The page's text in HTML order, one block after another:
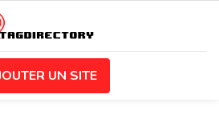
UN SITE